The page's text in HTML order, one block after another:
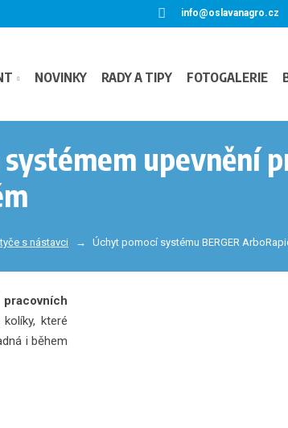
info@oslavanagro.cz
NOVINKY RADY A TIPY FOTOGALERIE
upevnění
s nástavci Úchyt pomocí systému BERGER
které
i během